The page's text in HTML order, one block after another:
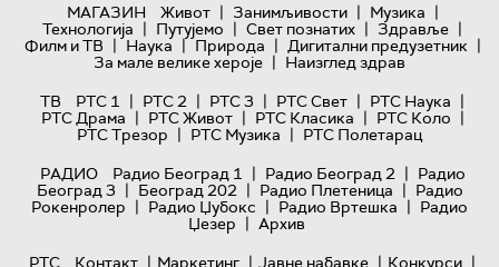
МАГАЗИН
Живот | Занимљивости | Музика |
Технологијa | Путујемо | Свет познатих | Здравље |
Филм и ТВ | Наука | Природа | Дигитални предузетник |
За мале велике хероје | Наизглед здрав
ТВ
РТС 1 | РТС 2 | РТС 3 | РТС Свет | РТС Наука |
РТС Драма | РТС Живот | РТС Класика | РТС Коло |
РТС Трезор | РТС Музика | РТС Полетарац
РАДИО
Радио Београд 1 | Радио Београд 2 | Радио
Београд 3 | Београд 202 | Радио Плетеница | Радио
Рокенролер | Радио Џубокс | Радио Вртешка | Радио
Џезер | Архив
РТС
Контакт | Маркетинг | Јавне набавке | Конкурси |